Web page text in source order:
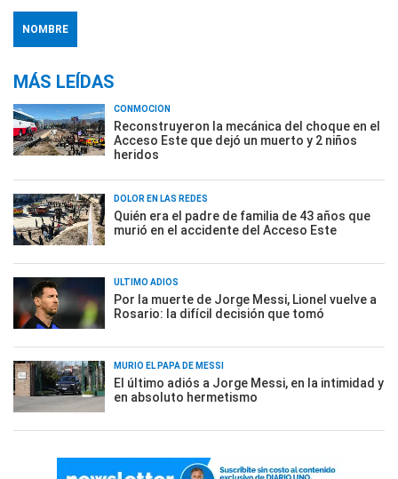
NOMBRE
MÁS LEÍDAS
CONMOCIÓN
Reconstruyeron la mecánica del choque en el
Acceso Este que dejó un muerto y 2 niños
heridos
DOLOR EN LAS REDES
Quién era el padre de familia de 43 años que
murió en el accidente del Acceso Este
ÚLTIMO ADIÓS
Por la muerte de Jorge Messi, Lionel vuelve a
Rosario: la difícil decisión que tomó
MURIÓ EL PAPÁ DE MESSI
El último adiós a Jorge Messi, en la intimidad y
en absoluto hermetismo